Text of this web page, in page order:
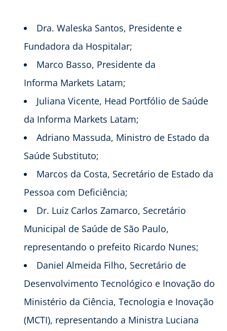
Dra. Waleska Santos, Presidente e
Fundadora da Hospitalar;
Marco Basso, Presidente da
Informa Markets Latam;
Juliana Vicente, Head Portfólio de Saúde
da Informa Markets Latam;
Adriano Massuda, Ministro de Estado da
Saúde Substituto;
Marcos da Costa, Secretário de Estado da
Pessoa com Deficiência;
Dr. Luiz Carlos Zamarco, Secretário
Municipal de Saúde de São Paulo,
representando o prefeito Ricardo Nunes;
Daniel Almeida Filho, Secretário de
Desenvolvimento Tecnológico e Inovação do
Ministério da Ciência, Tecnologia e Inovação
(MCTI), representando a Ministra Luciana